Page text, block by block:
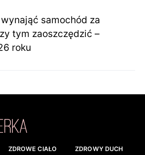
samochód za
tym zaoszczędzić –
roku
ZDROWE CIAŁO ZDROWY DUCH